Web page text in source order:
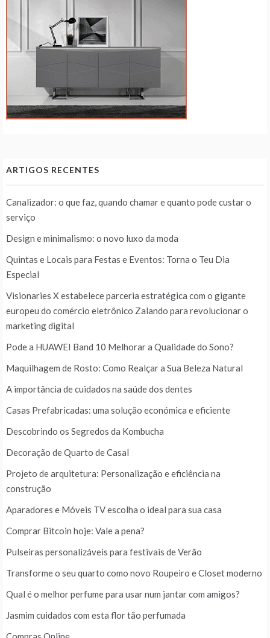
ARTIGOS RECENTES
Canalizador: o que faz, quando chamar e quanto pode custar o
serviço
Design e minimalismo: o novo luxo da moda
Quintas e Locais para Festas e Eventos: Torna o Teu Dia
Especial
Visionaries X estabelece parceria estratégica com o gigante
europeu do comércio eletrônico Zalando para revolucionar o
marketing digital
Pode a HUAWEI Band 10 Melhorar a Qualidade do Sono?
Maquilhagem de Rosto: Como Realçar a Sua Beleza Natural
A importância de cuidados na saúde dos dentes
Casas Prefabricadas: uma solução económica e eficiente
Descobrindo os Segredos da Kombucha
Decoração de Quarto de Casal
Projeto de arquitetura: Personalização e eficiência na
construção
Aparadores e Móveis TV escolha o ideal para sua casa
Comprar Bitcoin hoje: Vale a pena?
Pulseiras personalizáveis para festivais de Verão
Transforme o seu quarto como novo Roupeiro e Closet moderno
Qual é o melhor perfume para usar num jantar com amigos?
Jasmim cuidados com esta flor tão perfumada